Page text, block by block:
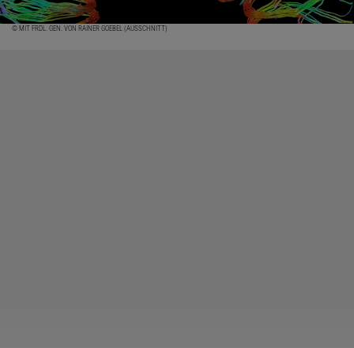
© MIT FRDL. GEN. VON RAINER GOEBEL (AUSSCHNITT)